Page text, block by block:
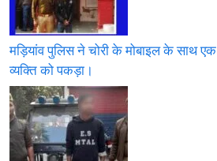
मड़ियांव पुलिस ने चोरी के मोबाइल के साथ एक
व्यक्ति को पकड़ा।